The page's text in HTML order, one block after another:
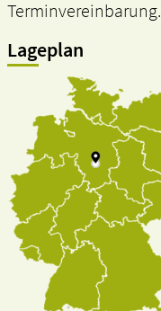
Terminvereinbarung.
Lageplan